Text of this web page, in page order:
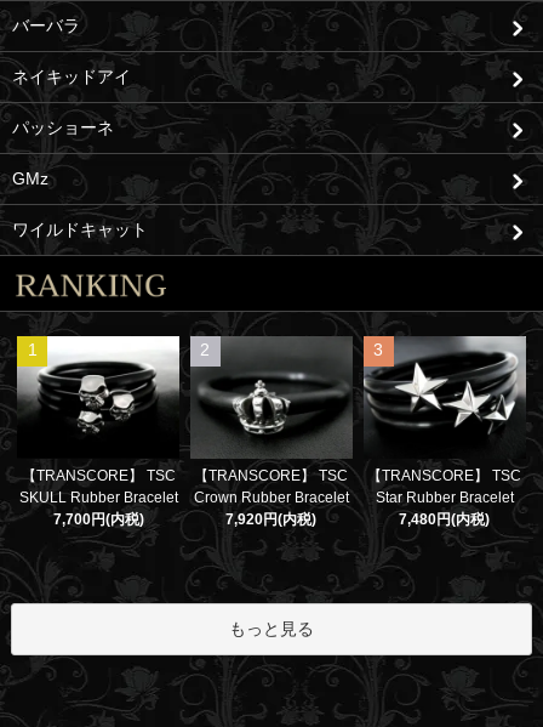
バーバラ
ネイキッドアイ
パッショーネ
GMz
ワイルドキャット
1
【TRANSCORE】 TSC
SKULL Rubber Bracelet
7,700円(内税)
2
【TRANSCORE】 TSC
Crown Rubber Bracelet
7,920円(内税)
3
【TRANSCORE】 TSC
Star Rubber Bracelet
7,480円(内税)
もっと見る